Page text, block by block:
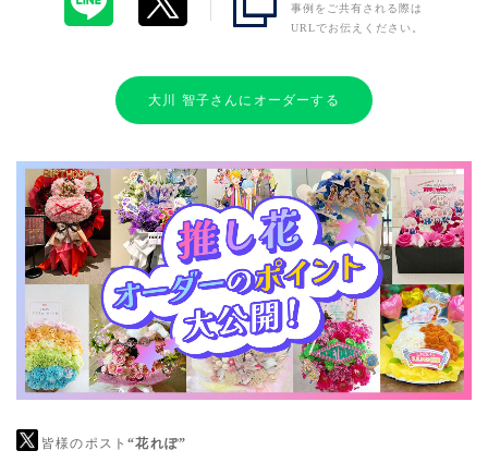
事例をご共有される際は
URLでお伝えください。
大川 智子さんにオーダーする
皆様のポスト“花れぽ”